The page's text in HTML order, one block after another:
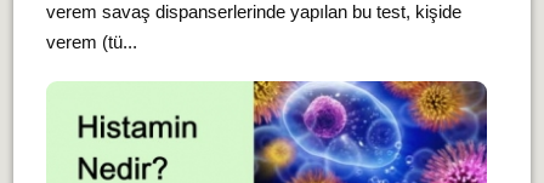
verem savaş dispanserlerinde yapılan bu test, kişide
verem (tü...